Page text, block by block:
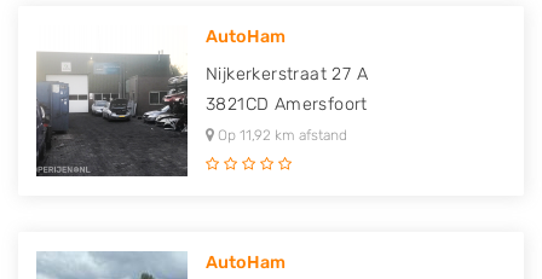
AutoHam
Nijkerkerstraat 27 A
3821CD Amersfoort
Op 11,92 km afstand
AutoHam